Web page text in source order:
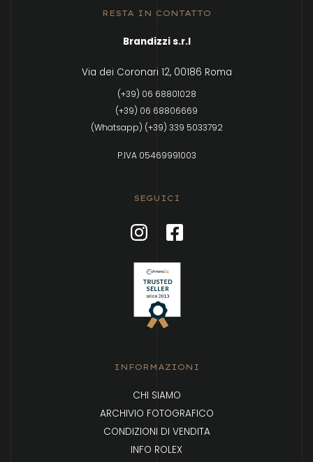
RESTA IN CONTATTO
Brandizzi s.r.l
Via dei Coronari 12, 00186 Roma
(+39) 06 68801028
(+39) 06 68806669
(Whatsapp) (+39) 339 5033792
P.IVA 05469991003
SEGUICI
INFORMAZIONI
CHI SIAMO
ARCHIVIO FOTOGRAFICO
CONDIZIONI DI VENDITA
INFO ROLEX